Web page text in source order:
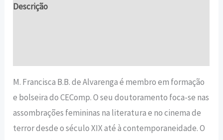
Descrição
M. Francisca B.B. de Alvarenga é membro em formação
e bolseira do CEComp. O seu doutoramento foca-se nas
assombrações femininas na literatura e no cinema de
terror desde o século XIX até à contemporaneidade. O